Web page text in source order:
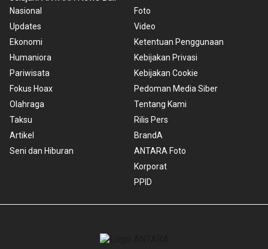
Nasional
Updates
Ekonomi
Humaniora
Pariwisata
Fokus Hoax
Olahraga
Taksu
Artikel
Seni dan Hiburan
Foto
Video
Ketentuan Penggunaan
Kebijakan Privasi
Kebijakan Cookie
Pedoman Media Siber
Tentang Kami
Rilis Pers
BrandA
ANTARA Foto
Korporat
PPID